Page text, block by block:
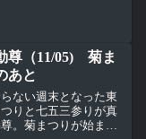
尊（11/05) 菊ま
あと
ない週末となった東
りと七五三参りが真
。菊まつりが始まっ